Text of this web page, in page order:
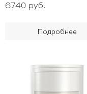
6740 руб.
Подробнее